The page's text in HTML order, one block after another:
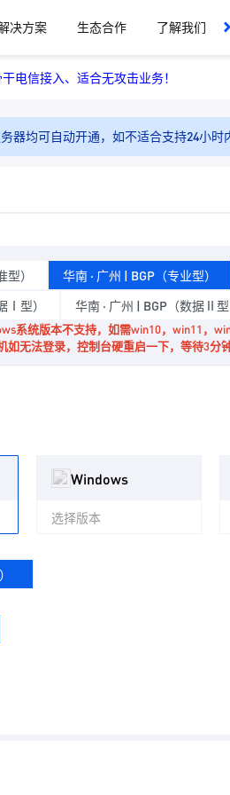
决方案 生态合作 了解我们
电信接入、适合无攻击业务！
器均可自动开通，如不适合支持24小
）
华南 · 广州 | BGP（专业型）
Ⅰ型）
华南 · 广州 | BGP（数据Ⅱ型
系统版本不支持，如需win10，win11，
如无法登录，控制台硬重启一下，等待3分
Windows
选择版本